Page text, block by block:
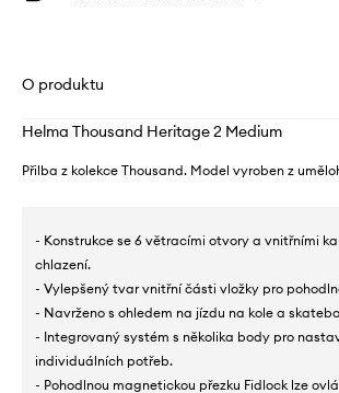
O produktu
Helma Thousand Heritage 2 Medium
Přilba z kolekce Thousand. Model vyroben z
- Konstrukce se 6 větracími otvory a vnitřními
chlazení.
- Vylepšený tvar vnitřní části vložky pro
- Navrženo s ohledem na jízdu na kole a
- Integrovaný systém s několika body pro
individuálních potřeb.
- Pohodlnou magnetickou přezku Fidlock lze